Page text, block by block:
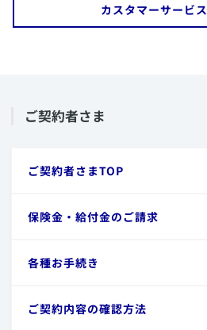
カスタマーサービ
​ご契約者さま
​ご契約者さまTOP
​保険金・給付金のご請求
​各種お手続き
​ご契約内容の確認方法